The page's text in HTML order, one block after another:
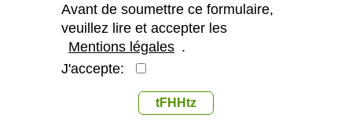
Avant de soumettre ce formulaire,
veuillez lire et accepter les
Mentions légales .
J'accepte:
tFHHtz